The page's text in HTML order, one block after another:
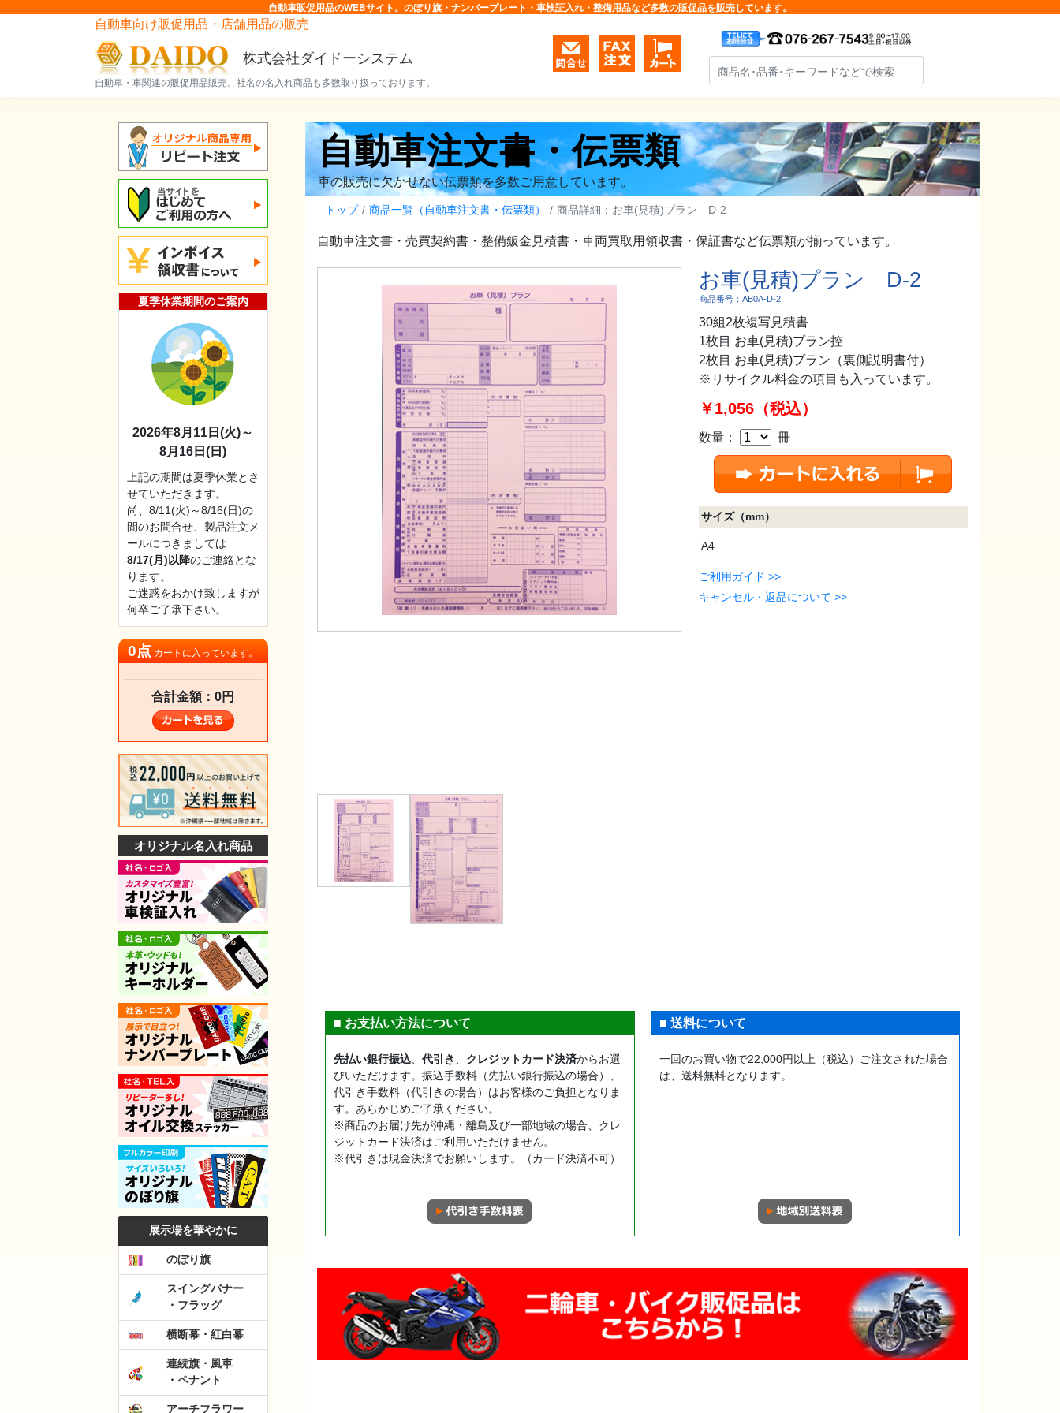
自動車販促用品のWEBサイト。のぼり旗・ナンバープレート・車検証入れ・整備用品など多数の販促品を販売しています。
自動車向け販促用品・店舗用品の販売
株式会社ダイドーシステム
自動車・車関連の販促用品販売。社名の名入れ商品も多数取り扱っております。
夏季休業期間のご案内
2026年8月11日(火)～
8月16日(日)
上記の期間は夏季休業とさ
せていただきます。
尚、8/11(火)～8/16(日)の
間のお問合せ、製品注文メ
ールにつきましては
8/17(月)以降のご連絡とな
ります。
ご迷惑をおかけ致しますが
何卒ご了承下さい。
0点 カートに入っています。
合計金額：0円
オリジナル名入れ商品
展示場を華やかに
のぼり旗
スイングバナー
・フラッグ
横断幕・紅白幕
連続旗・風車
・ペナント
アーチフラワー
自動車注文書・伝票類
車の販売に欠かせない伝票類を多数ご用意しています。
トップ 商品一覧（自動車注文書・伝票類） 商品詳細：お車(見積)プラン D-2
自動車注文書・売買契約書・整備鈑金見積書・車両買取用領収書・保証書など伝票類が揃っています。
お車(見積)プラン D-2
商品番号：AB0A-D-2
30組2枚複写見積書
1枚目 お車(見積)プラン控
2枚目 お車(見積)プラン（裏側説明書付）
※リサイクル料金の項目も入っています。
￥1,056（税込）
数量： 冊
サイズ（mm）
A4
ご利用ガイド >>
キャンセル・返品について >>
■ お支払い方法について
先払い銀行振込 代引き クレジットカード決済からお選
びいただけます。振込手数料（先払い銀行振込の場合）、
代引き手数料（代引きの場合）はお客様のご負担となりま
す。あらかじめご了承ください。
※商品のお届け先が沖縄・離島及び一部地域の場合、クレ
ジットカード決済はご利用いただけません。
※代引きは現金決済でお願いします。（カード決済不可）
■ 送料について
一回のお買い物で22,000円以上（税込）ご注文された場合
は、送料無料となります。